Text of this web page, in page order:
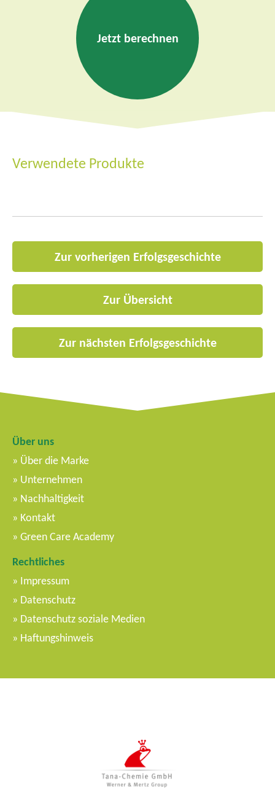
Jetzt berechnen
Verwendete Produkte
Zur vorherigen Erfolgsgeschichte
Zur Übersicht
Zur nächsten Erfolgsgeschichte
Über uns
Über die Marke
Unternehmen
Nachhaltigkeit
Kontakt
Green Care Academy
Rechtliches
Impressum
Datenschutz
Datenschutz soziale Medien
Haftungshinweis